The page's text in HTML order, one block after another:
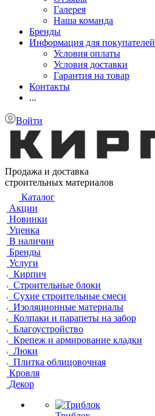
Галерея
Наша команда
Бренды
Информация для покупателей
Условия оплаты
Условия доставки
Гарантия на товар
Контакты
...
Войти
Продажа и доставка
строительных материалов
Каталог
Акции
Новинки
Уценка
В наличии
Бренды
Услуги
Кирпич
Строительные блоки
Сухие строительные смеси
Изоляционные материалы
Колпаки и парапеты на забор
Благоустройство
Крепеж и армирование кладки
Люки
Плитка облицовочная
Кровля
Декор